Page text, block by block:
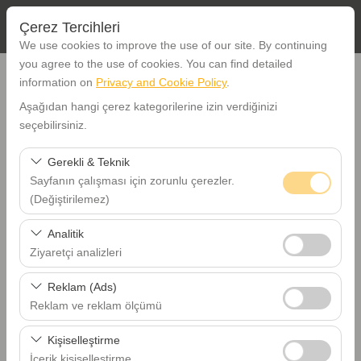
Çerez Tercihleri
We use cookies to improve the use of our site. By continuing
you agree to the use of cookies. You can find detailed
information on Privacy and Cookie Policy.
Aşağıdan hangi çerez kategorilerine izin verdiğinizi
seçebilirsiniz.
Gerekli & Teknik
Sayfanın çalışması için zorunlu çerezler.
(Değiştirilemez)
Bu çerezler sitenin doğru şekilde çalışması, güvenlik,
oturum yönetimi ve temel işlevler için gereklidir. Devre
dışı bırakılamaz.
Analitik
Ziyaretçi analizleri
Bu çerezler, sitemizin nasıl kullanıldığını (ziyaretçi sayısı,
en çok ziyaret edilen sayfalar, kullanıcı davranışları)
analiz etmemizi sağlar. Bu veriler, web sitesi
performansını ölçmek ve kullanıcı deneyimini sürekli
iyileştirmek için kullanılır.
Reklam (Ads)
Reklam ve reklam ölçümü
Bu çerezler, size ilgi alanlarınıza uygun kişiselleştirilmiş
reklamlar göstermemize ve reklam kampanyalarımızın
Kişiselleştirme
ÜYE GİRİŞİ Yeni Üyelik
Kullanıcı Adı
Şifre
Doğrulama Kodu
Bu cihazda beni hatırla